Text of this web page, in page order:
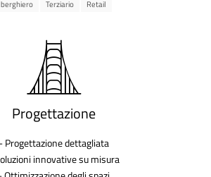
Terziario Retail
Progettazione
- Progettazione dettagliata
innovative su misura